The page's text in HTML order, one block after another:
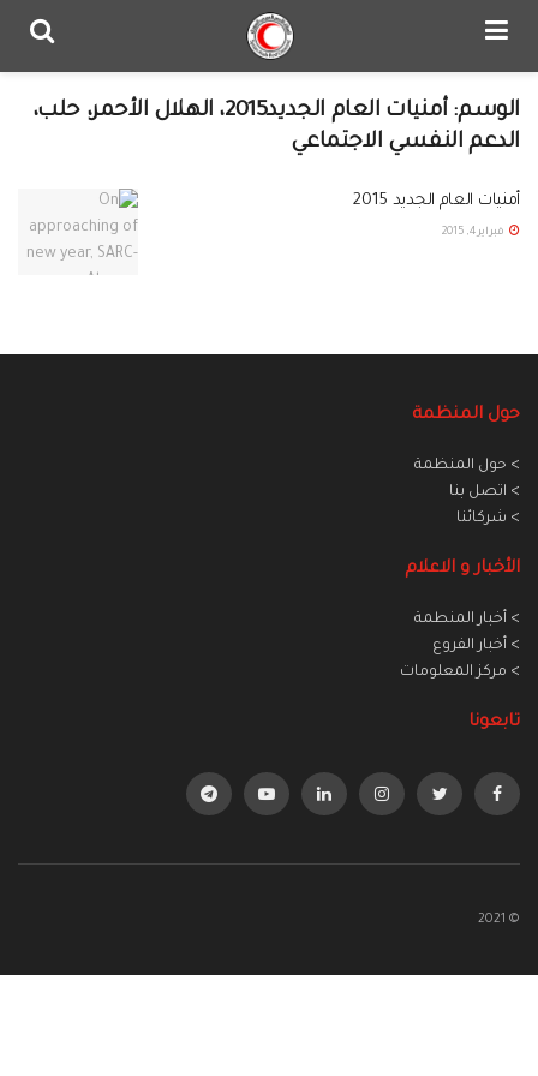
الوسم:
أمنيات العام الجديد2015، الهلال الأحمر، حلب،
الدعم النفسي الاجتماعي
أمنيات العام الجديد 2015
فبراير 4, 2015
حول المنظمة
> حول المنظمة
> اتصل بنا
> شركائنا
الأخبار و الاعلام
> أخبار المنطمة
> أخبار الفروع
> مركز المعلومات
تابعونا
© 2021